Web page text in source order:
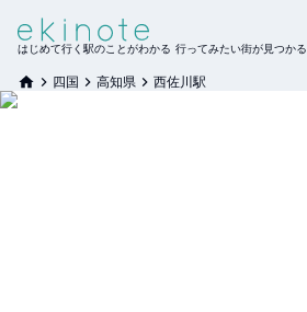
はじめて行く駅のことがわかる 行ってみたい街が見つかる
四国 高知県 西佐川駅